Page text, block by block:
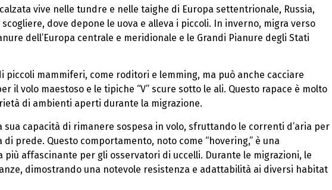
vive nelle tundre e nelle taighe di Europa settentrionale, Russia,
dove depone le uova e alleva i piccoli. In inverno, migra verso
dell’Europa centrale e meridionale e le Grandi Pianure degli Stati
mammiferi, come roditori e lemming, ma può anche cacciare
il volo maestoso e le tipiche “V” scure sotto le ali. Questo rapace è molto
di ambienti aperti durante la migrazione.
sua capacità di rimanere sospesa in volo, sfruttando le correnti d’aria per
prede. Questo comportamento, noto come “hovering,” è una
affascinante per gli osservatori di uccelli. Durante le migrazioni, le
dimostrando una notevole resistenza e adattabilità ai diversi habitat